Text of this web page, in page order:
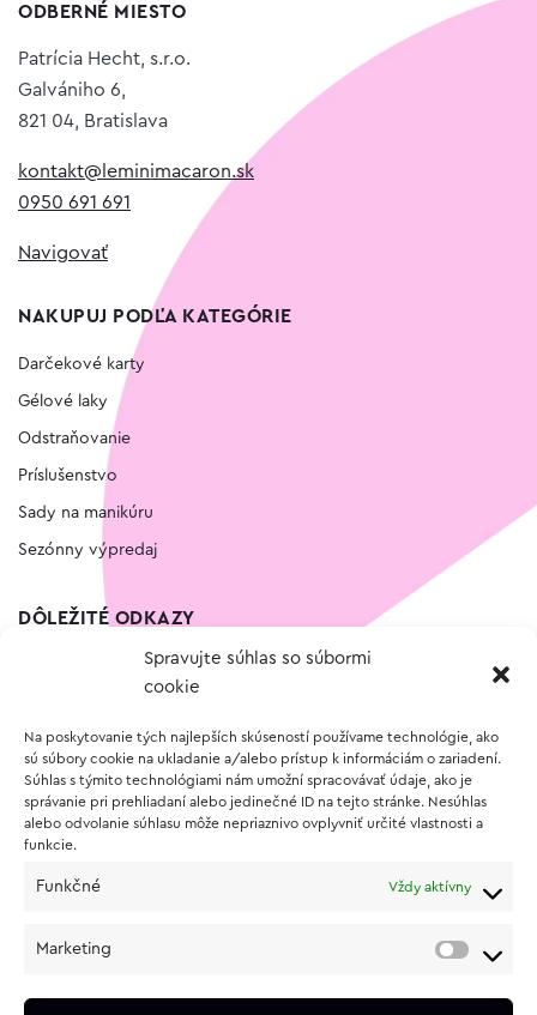
Spravujte súhlas so súbormi
cookie
Na poskytovanie tých najlepších skúseností používame technológie, ako
sú súbory cookie na ukladanie a/alebo prístup k informáciám o zariadení.
Súhlas s týmito technológiami nám umožní spracovávať údaje, ako je
správanie pri prehliadaní alebo jedinečné ID na tejto stránke. Nesúhlas
alebo odvolanie súhlasu môže nepriaznivo ovplyvniť určité vlastnosti a
funkcie.
Funkčné Vždy aktívny
Marketing
ODBERNÉ MIESTO
Patrícia Hecht, s.r.o.
Galvániho 6,
821 04, Bratislava
kontakt@leminimacaron.sk
0950 691 691
Navigovať
NAKUPUJ PODĽA KATEGÓRIE
Darčekové karty
Gélové laky
Odstraňovanie
Príslušenstvo
Sady na manikúru
Sezónny výpredaj
DÔLEŽITÉ ODKAZY
Vernostný program
O NÁKUPE
Vrátenie a reklamácia tovaru